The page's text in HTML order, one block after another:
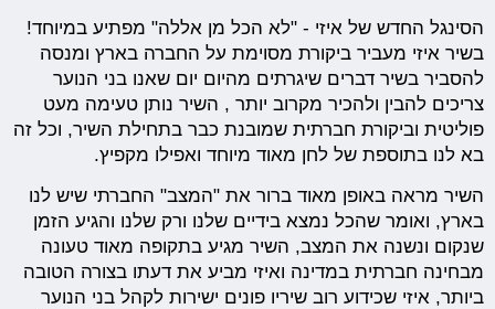
הסינגל החדש של איזי - "לא הכל מן אללה" מפתיע במיוחד!
בשיר איזי מעביר ביקורת מסוימת על החברה בארץ ומנסה
להסביר בשיר דברים שיגרתים מהיום יום שאנו בני הנוער
צריכים להבין ולהכיר מקרוב יותר , השיר נותן טעימה מעט
פוליטית וביקורת חברתית שמובנת כבר בתחילת השיר, וכל זה
בא לנו בתוספת של לחן מאוד מיוחד ואפילו מקפיץ.
השיר מראה באופן מאוד ברור את "המצב" החברתי שיש לנו
בארץ, ואומר שהכל נמצא בידיים שלנו ורק שלנו והגיע הזמן
שנקום ונשנה את המצב, השיר מגיע בתקופה מאוד טעונה
מבחינה חברתית במדינה ואיזי מביע את דעתו בצורה הטובה
ביותר, איזי שכידוע רוב שיריו פונים ישירות לקהל בני הנוער